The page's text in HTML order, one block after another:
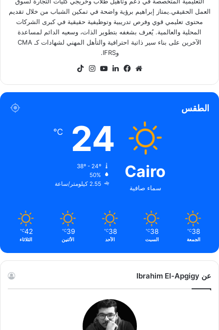
العمل الحقيقي.يمتاز إبراهيم برؤية واضحة في تمكين الشباب من خلال تقديم
محتوى تعليمي قوي وفرص تدريبية وتوظيفية حقيقية في كبرى الشركات
المحلية والعالمية. يُعرف بشغفه بتطوير الذات، وسعيه الدائم لمساعدة
الآخرين على بناء سير ذاتية احترافية والتأهل المهني لشهادات كـ CMA
وIFRS.
موقعفيسبوكلينكدإن‫YouTube
انستقرام
الطقس
Cairo
سماء صافية
24
℃
50%
2.55 كيلومتر/ساعة
38
℃
الجمعة
38
℃
السبت
38
℃
الأحد
39
℃
الأثنين
42
℃
الثلاثاء
عن Ibrahim El-Apgigy